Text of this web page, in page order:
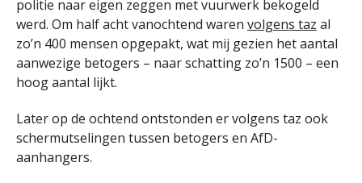
politie naar eigen zeggen met vuurwerk bekogeld
werd. Om half acht vanochtend waren volgens taz al
zo’n 400 mensen opgepakt, wat mij gezien het aantal
aanwezige betogers – naar schatting zo’n 1500 – een
hoog aantal lijkt.
Later op de ochtend ontstonden er volgens taz ook
schermutselingen tussen betogers en AfD-
aanhangers.